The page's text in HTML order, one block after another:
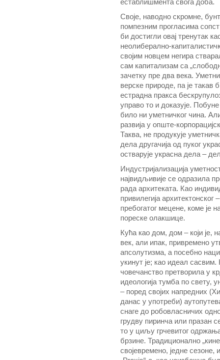
естаблишмента свога доба.
Своје, наводно скромне,
помпезним прогласима
би достигли овај тренутак
неолиберално-
својим новцем негира
сам капитализам са
зачетку пре два века.
верске природе, па је
естрадна пракса
управо то и доказује.
било ни уметничког чина.
развија у опште-
Таква, не продукује
дела другачија од пуког
остварује украсна дела –
Индустријализација
највидљивије се одразила
рада архитеката. Као
привилегија архитектонског
пребогатог мецене, коме је
пореске олакшице.
Кућа као дом, дом – који је,
век, али ипак, привремено
апсолутизма, а посебно
укинут је; као идеал сасвим.
човечанство претворила у
идеологија тумба по свету,
– поред својих напредних
данас у употреби)
снаге до робовласничих
грудву пиринча или празан
то у циљу грчевитог
брзине. Традиционално
својевремено, једне сезоне,